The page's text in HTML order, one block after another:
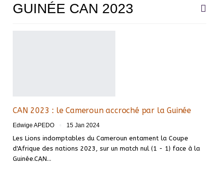
GUINÉE CAN 2023
CAN 2023 : le Cameroun accroché par la Guinée
Edwige APEDO 15 Jan 2024
Les Lions indomptables du Cameroun entament la Coupe
d'Afrique des nations 2023, sur un match nul (1 - 1) face à la
Guinée.CAN…